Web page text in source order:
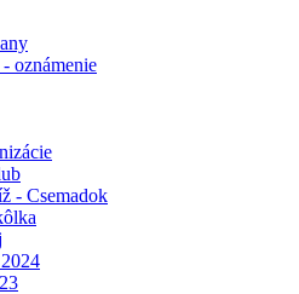
oznámenie
- Csemadok